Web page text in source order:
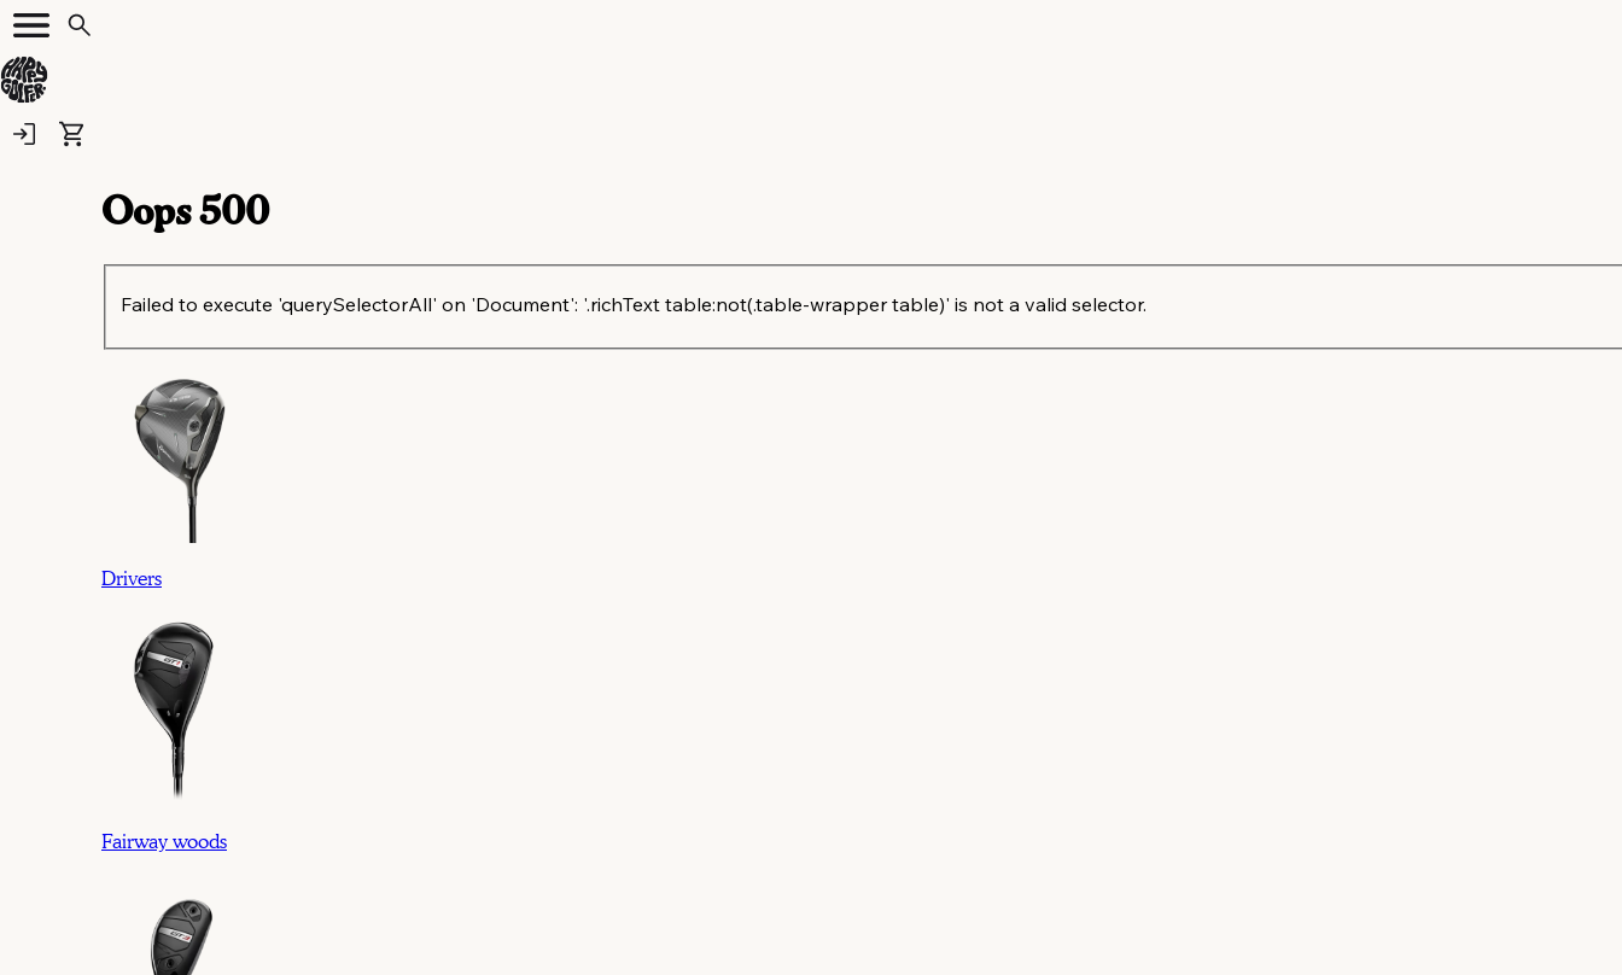
Oops500
Failed to execute 'querySelectorAll' on 'Document': '.richText table:not(.table-wrapper table)' is not a valid selector.
Drivers
Fairway woods